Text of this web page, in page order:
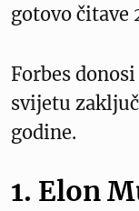
gotovo čitave
Forbes
svijetu
godine.
1. Elon